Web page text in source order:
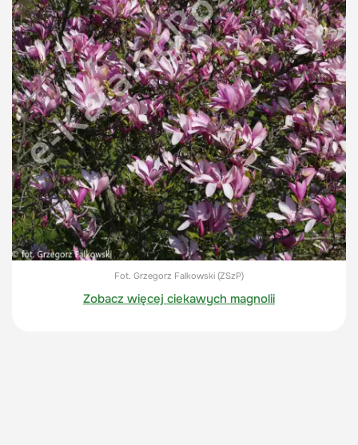
Fot. Grzegorz Falkowski (ZSzP)
Zobacz więcej ciekawych magnolii